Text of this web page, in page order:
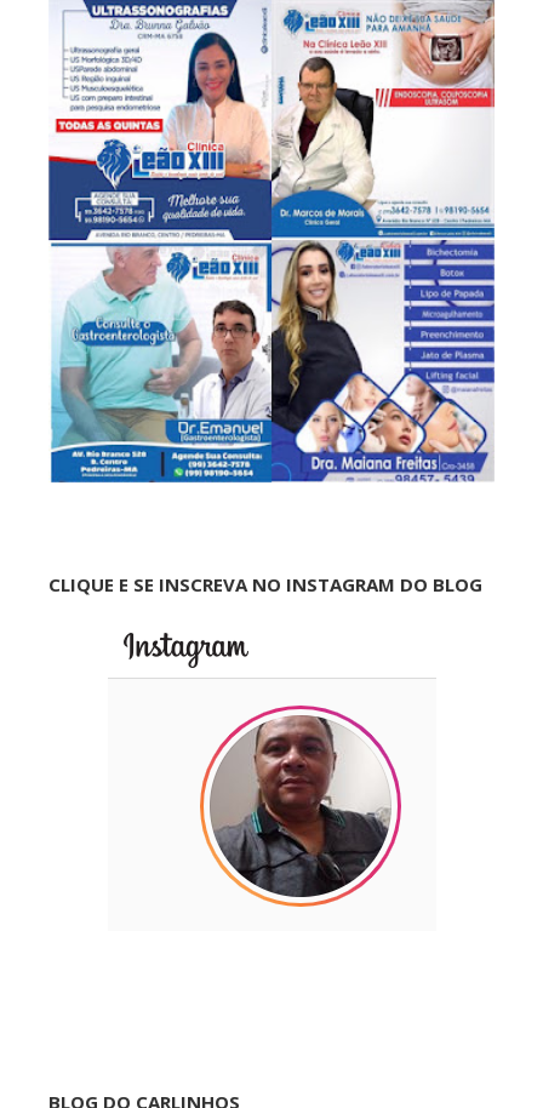
CLIQUE E SE INSCREVA NO INSTAGRAM DO BLOG
BLOG DO CARLINHOS